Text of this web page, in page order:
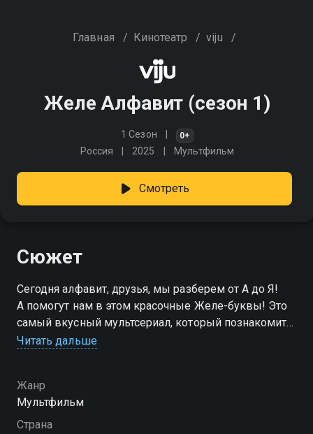
Главная / Кинотеатр / viju /
Желе Алфавит (сезон 1)
1 Сезон 0+
Россия 2025 Мультфильм
Смотреть
Сюжет
Сегодня алфавит, друзья, мы разберем от А до Я!
А помогут нам в этом красочные Желе-буквы! Это
самый вкусный мультсериал, который познакомит
маленьких зрителей с буквами и звуками русского
малышам быстрее запомнить названия растений,
животных, фруктов и овощей. Учиться читать с viju
легко и весело!
Читать дальше
Жанр
Мультфильм
Страна